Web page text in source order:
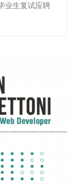
业生复试应聘